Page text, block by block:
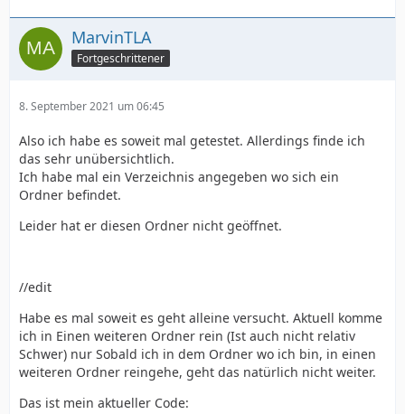
MarvinTLA
Fortgeschrittener
8. September 2021 um 06:45
Also ich habe es soweit mal getestet. Allerdings finde ich
das sehr unübersichtlich.
Ich habe mal ein Verzeichnis angegeben wo sich ein
Ordner befindet.
Leider hat er diesen Ordner nicht geöffnet.
//edit
Habe es mal soweit es geht alleine versucht. Aktuell komme
ich in Einen weiteren Ordner rein (Ist auch nicht relativ
Schwer) nur Sobald ich in dem Ordner wo ich bin, in einen
weiteren Ordner reingehe, geht das natürlich nicht weiter.
Das ist mein aktueller Code: